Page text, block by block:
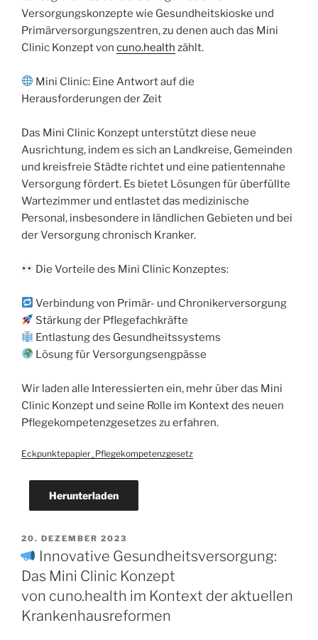
Versorgungskonzepte wie Gesundheitskioske und
Primärversorgungszentren, zu denen auch das Mini
Clinic Konzept von cuno.health zählt.
Mini Clinic: Eine Antwort auf die
Herausforderungen der Zeit
Das Mini Clinic Konzept unterstützt diese neue
Ausrichtung, indem es sich an Landkreise, Gemeinden
und kreisfreie Städte richtet und eine patientennahe
Versorgung fördert. Es bietet Lösungen für überfüllte
Wartezimmer und entlastet das medizinische
Personal, insbesondere in ländlichen Gebieten und bei
der Versorgung chronisch Kranker.
Die Vorteile des Mini Clinic Konzeptes:
Verbindung von Primär- und Chronikerversorgung
Stärkung der Pflegefachkräfte
Entlastung des Gesundheitssystems
Lösung für Versorgungsengpässe
Wir laden alle Interessierten ein, mehr über das Mini
Clinic Konzept und seine Rolle im Kontext des neuen
Pflegekompetenzgesetzes zu erfahren.
Eckpunktepapier_Pflegekompetenzgesetz
Herunterladen
20. DEZEMBER 2023
Innovative Gesundheitsversorgung:
Das Mini Clinic Konzept
von cuno.health im Kontext der aktuellen
Krankenhausreformen